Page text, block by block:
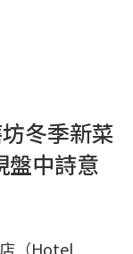
冬季新菜
盤中詩意
（Hotel